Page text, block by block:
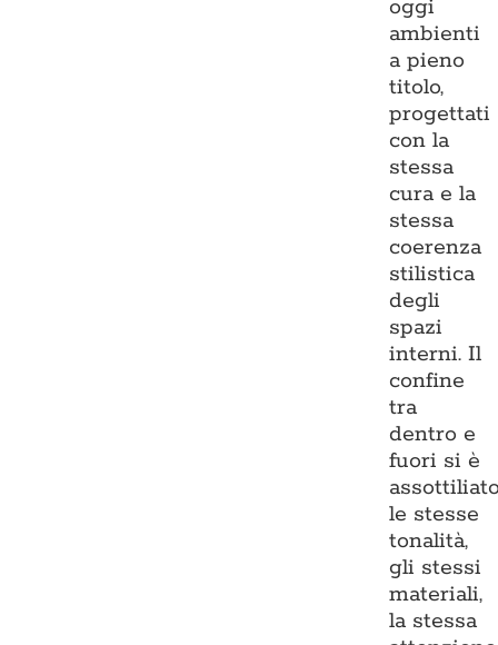
oggi
ambienti
a pieno
titolo,
progettati
con la
stessa
cura e la
stessa
coerenza
stilistica
degli
spazi
interni. Il
confine
tra
dentro e
fuori si è
le stesse
tonalità,
gli stessi
materiali,
la stessa